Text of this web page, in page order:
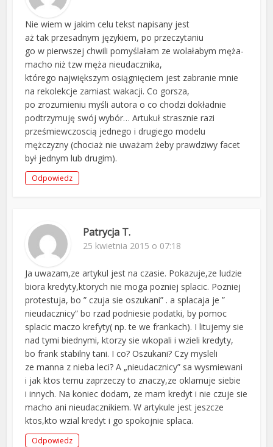
Nie wiem w jakim celu tekst napisany jest
aż tak przesadnym językiem, po przeczytaniu
go w pierwszej chwili pomyślałam ze wolałabym męża-
macho niż tzw męża nieudacznika,
którego największym osiągnięciem jest zabranie mnie
na rekolekcje zamiast wakacji. Co gorsza,
po zrozumieniu myśli autora o co chodzi dokładnie
podtrzymuję swój wybór… Artukuł strasznie razi
prześmiewczoscią jednego i drugiego modelu
mężczyzny (chociaż nie uważam żeby prawdziwy facet
był jednym lub drugim).
Odpowiedz
Patrycja T.
25 kwietnia 2015 o 07:18
Ja uwazam,ze artykul jest na czasie. Pokazuje,ze ludzie
biora kredyty,ktorych nie moga pozniej splacic. Pozniej
protestuja, bo ” czuja sie oszukani” . a splacaja je ”
nieudacznicy” bo rzad podniesie podatki, by pomoc
splacic maczo krefyty( np. te we frankach). I litujemy sie
nad tymi biednymi, ktorzy sie wkopali i wzieli kredyty,
bo frank stabilny tani. I co? Oszukani? Czy mysleli
ze manna z nieba leci? A „nieudacznicy” sa wysmiewani
i jak ktos temu zaprzeczy to znaczy,ze oklamuje siebie
i innych. Na koniec dodam, ze mam kredyt i nie czuje sie
macho ani nieudacznikiem. W artykule jest jeszcze
ktos,kto wzial kredyt i go spokojnie splaca.
Odpowiedz